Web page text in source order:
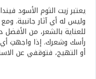
يعتبر زيت الثوم الأسود
وليس له أي آثار جانبية.
للعناية بالشعر، من
رأسك وشعرك. إذا واجهتِ أي
أو التهيج، فتوقفي عن